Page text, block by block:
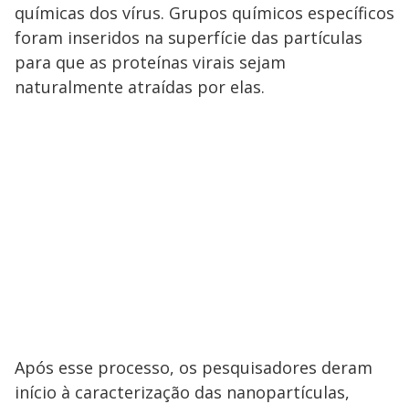
químicas dos vírus. Grupos químicos específicos
foram inseridos na superfície das partículas
para que as proteínas virais sejam
naturalmente atraídas por elas.
Após esse processo, os pesquisadores deram
início à caracterização das nanopartículas,